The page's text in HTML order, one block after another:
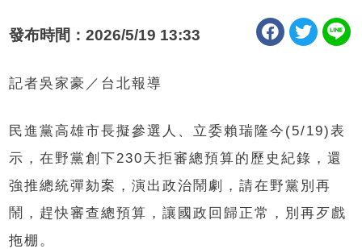
發布時間：2026/5/19 13:33
記者吳家豪／台北報導
民進黨高雄市長擬參選人、立委賴瑞隆今(5/19)表
示，在野黨創下230天拒審總預算的歷史紀錄，還
強推總統彈劾案，演出政治鬧劇，請在野黨別再
鬧，趕快審查總預算，讓國政回歸正常，別再歹戲
拖棚。